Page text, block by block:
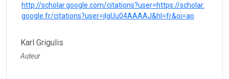
http://scholar.google.com/citations?user=https://scholar.
google.fr/citations?user=jlgUu04AAAAJ&hl=fr&oi=ao
Karl Grigulis
Auteur